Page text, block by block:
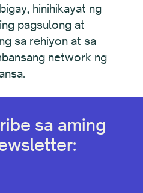
hinihikayat ng
pagsulong at
sa rehiyon at sa
network ng
sa aming